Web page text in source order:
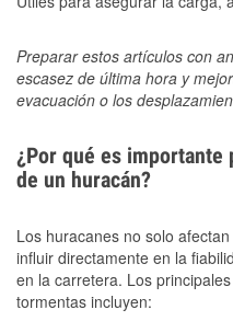
Preparar estos artículos con
escasez de última hora y
evacuación o los
¿Por qué es
de un huracán?
Los huracanes no solo
influir directamente en la
en la carretera. Los
tormentas incluyen: